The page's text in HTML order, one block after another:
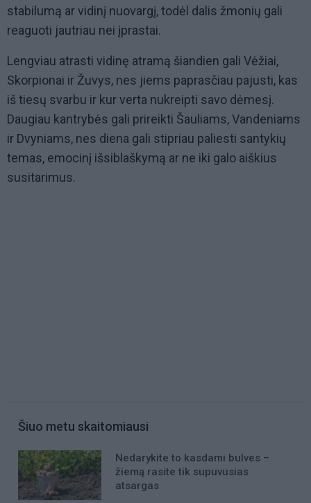
stabilumą ar vidinį nuovargį, todėl dalis žmonių gali
reaguoti jautriau nei įprastai.
Lengviau atrasti vidinę atramą šiandien gali Vėžiai,
Skorpionai ir Žuvys, nes jiems paprasčiau pajusti, kas
iš tiesų svarbu ir kur verta nukreipti savo dėmesį.
Daugiau kantrybės gali prireikti Šauliams, Vandeniams
ir Dvyniams, nes diena gali stipriau paliesti santykių
temas, emocinį išsiblaškymą ar ne iki galo aiškius
susitarimus.
Šiuo metu skaitomiausi
Nedarykite to kasdami bulves –
žiemą rasite tik supuvusias
atsargas